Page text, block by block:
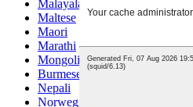
Malayalam
Maltese
Maori
Marathi
Mongolian
Burmese
Nepali
Norwegian